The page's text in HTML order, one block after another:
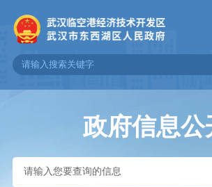
政府信息公